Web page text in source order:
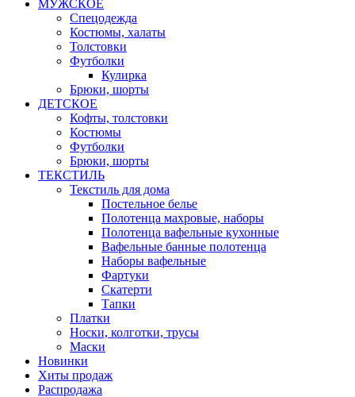
МУЖСКОЕ
Спецодежда
Костюмы, халаты
Толстовки
Футболки
Кулирка
Брюки, шорты
ДЕТСКОЕ
Кофты, толстовки
Костюмы
Футболки
Брюки, шорты
ТЕКСТИЛЬ
Текстиль для дома
Постельное белье
Полотенца махровые, наборы
Полотенца вафельные кухонные
Вафельные банные полотенца
Наборы вафельные
Фартуки
Скатерти
Тапки
Платки
Носки, колготки, трусы
Маски
Новинки
Хиты продаж
Распродажа